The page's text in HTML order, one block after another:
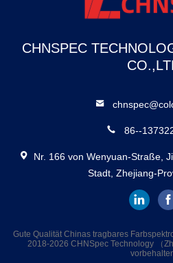
CHNSPEC
86--
Nr. 166 von Wenyuan-Straße,
Stadt, Zhejiang-
Gute Qualität Chinas tragbares
2018-2026 CHNSpec Technology （